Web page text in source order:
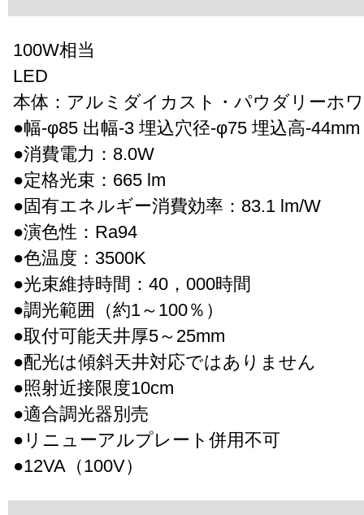
100W相当
LED
本体：アルミダイカスト・パウダリーホ
●幅-φ85 出幅-3 埋込穴径-φ75 埋込高-
●消費電力：8.0W
●定格光束：665 lm
●固有エネルギー消費効率：83.1 lm/W
●演色性：Ra94
●色温度：3500K
●光束維持時間：40，000時間
●調光範囲（約1～100％）
●取付可能天井厚5～25mm
●配光は傾斜天井対応ではありません
●照射近接限度10cm
●適合調光器別売
●リニューアルプレート併用不可
●12VA（100V）